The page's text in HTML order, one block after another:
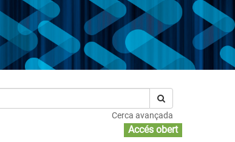
Cerca avançada
Accés obert